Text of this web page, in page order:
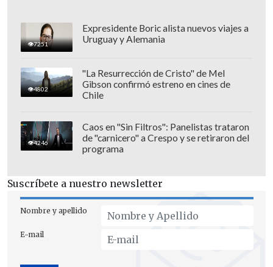
7251
Expresidente Boric alista nuevos viajes a
Uruguay y Alemania
4802
"La Resurrección de Cristo" de Mel
Gibson confirmó estreno en cines de
Chile
4246
Caos en "Sin Filtros": Panelistas trataron
de "carnicero" a Crespo y se retiraron del
programa
Suscríbete a nuestro newsletter
Nombre y apellido
E-mail